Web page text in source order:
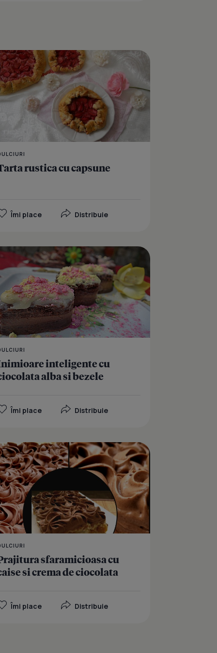
deshidratate si crusta de nuci Clafoutis cu prune
rustica cu capsune
Îmi place Distribuie
si crema de ciocolata Pasca cu aluat de
inteligente cu
alba si bezele
Îmi place Distribuie
cu hrisca si morcovi Prajitura fina cu
sfaramicioasa cu
si crema de ciocolata
Îmi place Distribuie